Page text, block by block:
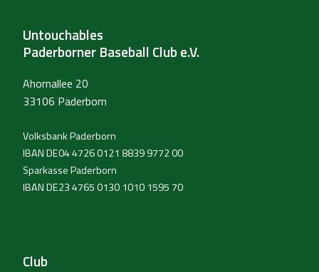
Untouchables
Paderborner Baseball Club e.V.
Ahornallee 20
33106 Paderborn
Volksbank Paderborn
IBAN DE04 4726 0121 8839 9772 00
Sparkasse Paderborn
IBAN DE23 4765 0130 1010 1595 70
Club